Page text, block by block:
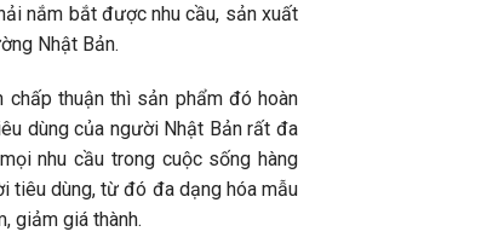
nắm bắt được nhu cầu, sản xuất
Nhật Bản.
thuận thì sản phẩm đó hoàn
dùng của người Nhật Bản rất đa
nhu cầu trong cuộc sống hàng
tiêu dùng, từ đó đa dạng hóa mẫu
giảm giá thành.